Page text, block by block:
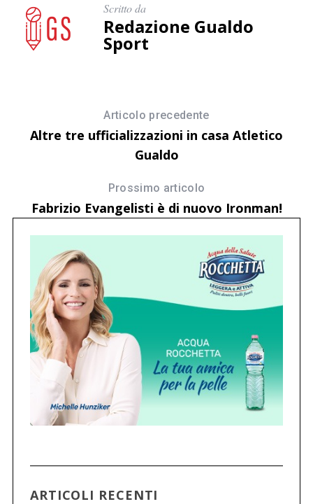
Scritto da
Redazione Gualdo
Sport
Articolo precedente
Altre tre ufficializzazioni in casa Atletico
Gualdo
Prossimo articolo
Fabrizio Evangelisti è di nuovo Ironman!
ARTICOLI RECENTI